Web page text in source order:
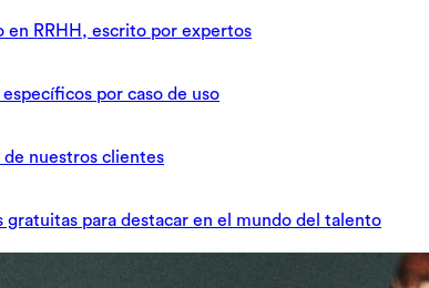
en RRHH, escrito por expertos
por caso de uso
nuestros clientes
gratuitas para destacar en el mundo del talento